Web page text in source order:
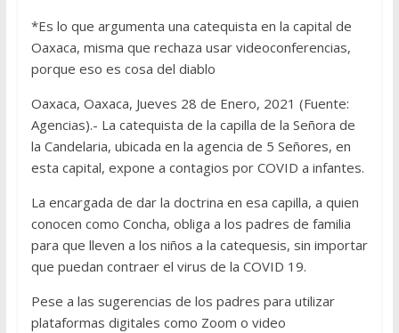
*Es lo que argumenta una catequista en la capital de
Oaxaca, misma que rechaza usar videoconferencias,
porque eso es cosa del diablo
Oaxaca, Oaxaca, Jueves 28 de Enero, 2021 (Fuente:
Agencias).- La catequista de la capilla de la Señora de
la Candelaria, ubicada en la agencia de 5 Señores, en
esta capital, expone a contagios por COVID a infantes.
La encargada de dar la doctrina en esa capilla, a quien
conocen como Concha, obliga a los padres de familia
para que lleven a los niños a la catequesis, sin importar
que puedan contraer el virus de la COVID 19.
Pese a las sugerencias de los padres para utilizar
plataformas digitales como Zoom o video